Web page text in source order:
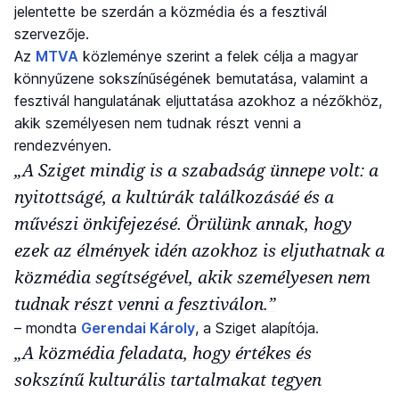
jelentette be szerdán a közmédia és a fesztivál
szervezője.
Az MTVA közleménye szerint a felek célja a magyar
könnyűzene sokszínűségének bemutatása, valamint a
fesztivál hangulatának eljuttatása azokhoz a nézőkhöz,
akik személyesen nem tudnak részt venni a
rendezvényen.
„A Sziget mindig is a szabadság ünnepe volt: a
nyitottságé, a kultúrák találkozásáé és a
művészi önkifejezésé. Örülünk annak, hogy
ezek az élmények idén azokhoz is eljuthatnak a
közmédia segítségével, akik személyesen nem
tudnak részt venni a fesztiválon.”
– mondta Gerendai Károly, a Sziget alapítója.
„A közmédia feladata, hogy értékes és
sokszínű kulturális tartalmakat tegyen